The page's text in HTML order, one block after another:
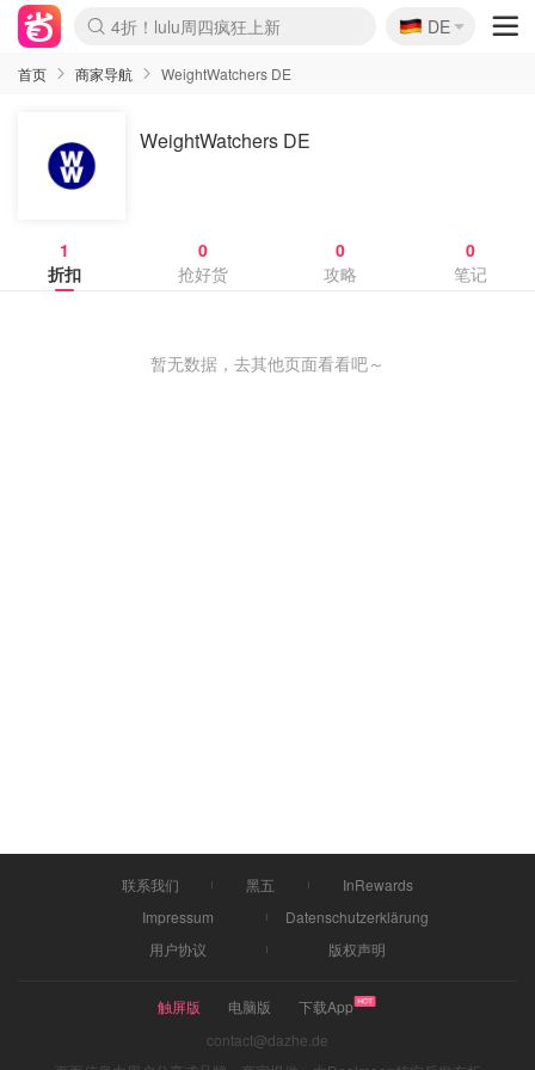
Boticinal 夏促开抢！
4折！lulu周四疯狂上新
还没结束！&OtherStories大促
Joybuy变相75折 随时失效
速领！Stanley独家85折
疑似霸哥！Camper额外叠85折
Zalando 奥莱闪促！每日更新
Moncler反季囤！5折起+叠9折
Coach Brooklyn仅€192
🇩🇪
DE
首页 商家导航 WeightWatchers DE
WeightWatchers DE
1
折扣
0
抢好货
0
攻略
0
笔记
暂无数据，去其他页面看看吧～
联系我们 黑五
InRewards
Impressum
Datenschutzerklärung
用户协议
版权声明
触屏版 电脑版
下载App
contact@dazhe.de